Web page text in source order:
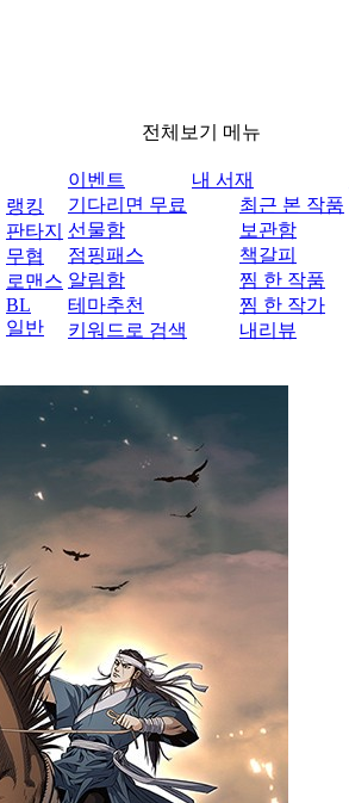
전체보기 메뉴
랭킹
판타지
무협
로맨스
BL
일반
이벤트
기다리면 무료
선물함
점핑패스
알림함
테마추천
키워드로 검색
내 서재
최근 본 작품
보관함
책갈피
찜 한 작품
찜 한 작가
내리뷰